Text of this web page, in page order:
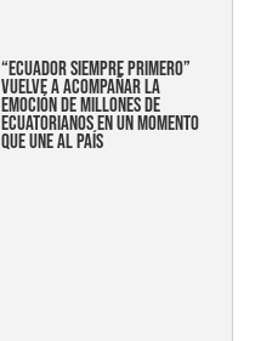
“Ecuador siempre primero”
vuelve a acompañar la
emoción de millones de
ecuatorianos en un momento
que une al país